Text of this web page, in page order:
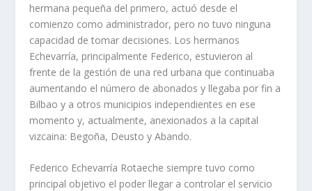
hermana pequeña del primero, actuó desde el
comienzo como administrador, pero no tuvo ninguna
capacidad de tomar decisiones. Los hermanos
Echevarría, principalmente Federico, estuvieron al
frente de la gestión de una red urbana que continuaba
aumentando el número de abonados y llegaba por fin a
Bilbao y a otros municipios independientes en ese
momento y, actualmente, anexionados a la capital
vizcaina: Begoña, Deusto y Abando.
Federico Echevarría Rotaeche siempre tuvo como
principal objetivo el poder llegar a controlar el servicio